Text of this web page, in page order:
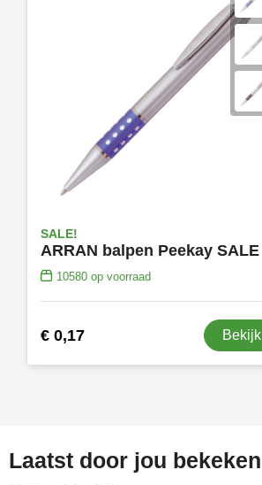
SALE!
ARRAN balpen Peekay SALE
10580op voorraad
€ 0,17 Bekijk
Laatst door jou bekeken